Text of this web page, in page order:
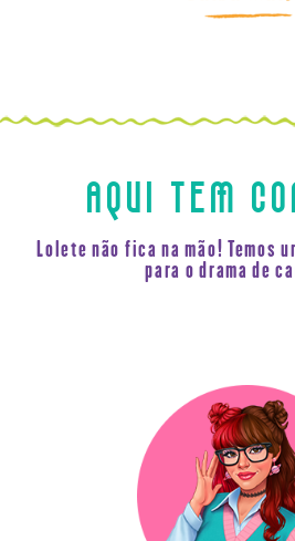
AQUI TEM
Lolete não fica na mão! Temos
para o drama de